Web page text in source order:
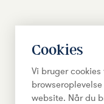
Cookies
Vi bruger
website. Når du